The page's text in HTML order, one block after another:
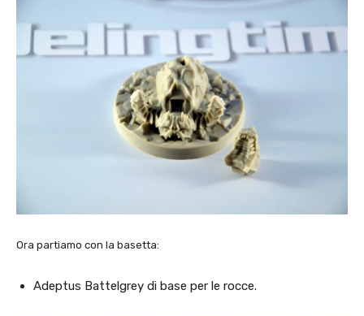
Ora partiamo con la basetta:
Adeptus Battelgrey di base per le rocce.